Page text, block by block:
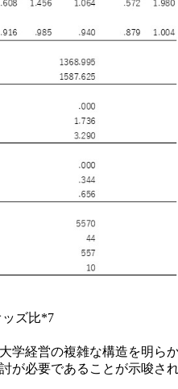
ズ比*7
経営の複雑な構造を明ら
必要であることが示唆